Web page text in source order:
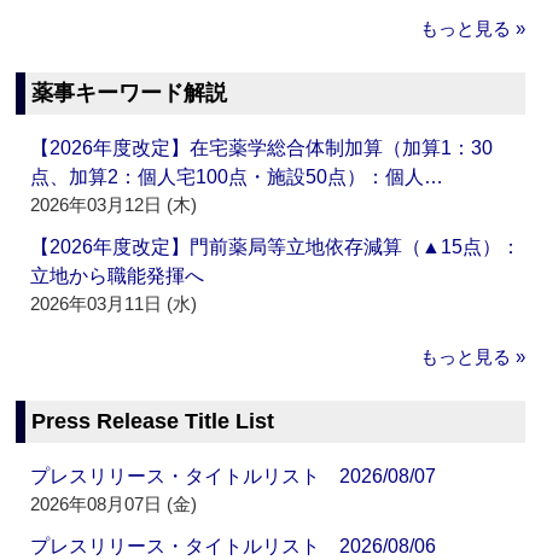
もっと見る »
薬事キーワード解説
【2026年度改定】在宅薬学総合体制加算（加算1：30
点、加算2：個人宅100点・施設50点）：個人…
2026年03月12日 (木)
【2026年度改定】門前薬局等立地依存減算（▲15点）：
立地から職能発揮へ
2026年03月11日 (水)
もっと見る »
Press Release Title List
プレスリリース・タイトルリスト 2026/08/07
2026年08月07日 (金)
プレスリリース・タイトルリスト 2026/08/06